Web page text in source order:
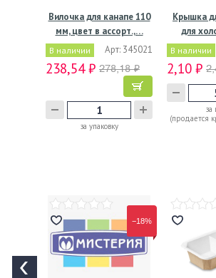
Вилочка для канапе 110
мм, цвет в ассорт.,…
В наличии Арт: 345021
238,54 ₽ 278,18 ₽
за упаковку
Крышка
для
В наличии
2,10 ₽
за
(продается
−18%